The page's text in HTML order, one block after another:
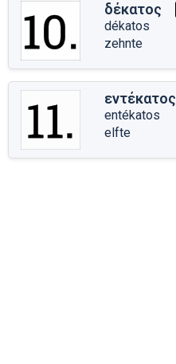
δέκατος
dékatos
zehnte
εντέκατος
entékatos
elfte